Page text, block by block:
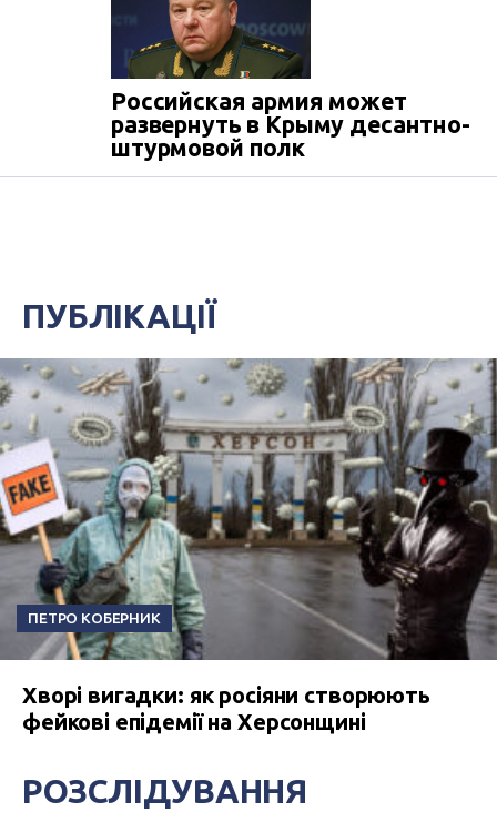
Российская армия может
развернуть в Крыму десантно-
штурмовой полк
ПУБЛІКАЦІЇ
ПЕТРО КОБЕРНИК
Хворі вигадки: як росіяни створюють
фейкові епідемії на Херсонщині
РОЗСЛІДУВАННЯ